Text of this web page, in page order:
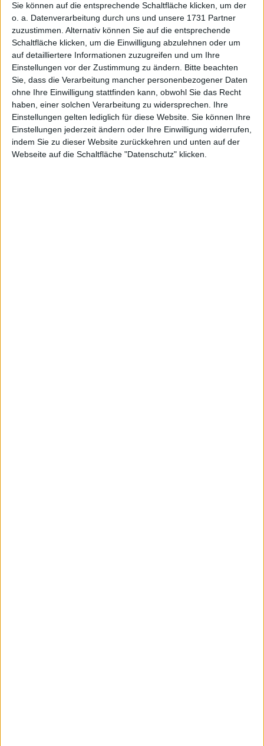
Sie können auf die entsprechende Schaltfläche klicken, um der
o. a. Datenverarbeitung durch uns und unsere 1731 Partner
zuzustimmen. Alternativ können Sie auf die entsprechende
Schaltfläche klicken, um die Einwilligung abzulehnen oder um
auf detailliertere Informationen zuzugreifen und um Ihre
Einstellungen vor der Zustimmung zu ändern. Bitte beachten
Sie, dass die Verarbeitung mancher personenbezogener Daten
ohne Ihre Einwilligung stattfinden kann, obwohl Sie das Recht
haben, einer solchen Verarbeitung zu widersprechen. Ihre
Einstellungen gelten lediglich für diese Website. Sie können Ihre
Einstellungen jederzeit ändern oder Ihre Einwilligung widerrufen,
indem Sie zu dieser Website zurückkehren und unten auf der
Webseite auf die Schaltfläche "Datenschutz" klicken.
BESCHREIBUNG
ESD-antistatik-Clogfür DamenundHerren(gegen statische Aufladung)
nach ESD, rutschhemmende Spezialsohle, Naturkork-Luftpolsterfußbett mit
leitfähigen Kontaktpunkten,feststehender Fersenriemen, Decksohle und
Obermaterial in weichem Glattleder
WEITERE ARTIKEL
Alles in ESD-antistatik
Alles in BERUFSSCHUHE
Alles von Weeger
Alles von Weeger in ESD-antistatik